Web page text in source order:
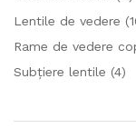
Lentile de vedere
Rame de vedere
Subțiere lentile (4)